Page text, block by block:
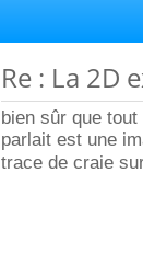
Re : La 2D
bien sûr que
parlait est une
trace de craie